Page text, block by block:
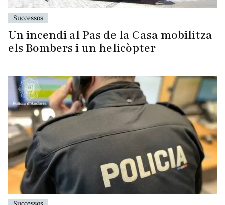
Successos
Un incendi al Pas de la Casa mobilitza
els Bombers i un helicòpter
Successos